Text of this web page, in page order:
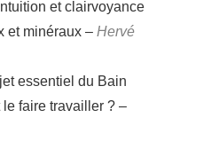
et clairvoyance
et minéraux – Hervé
essentiel du Bain
faire travailler ? –